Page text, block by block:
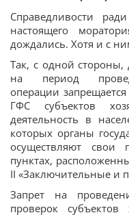
Справедливости
настоящего
дождались. Хотя и с
Так, с одной
на период
операции
ГФС субъектов
деятельность в
которых органы
осуществляют
пунктах,
II «Заключительные и
Запрет на
проверок